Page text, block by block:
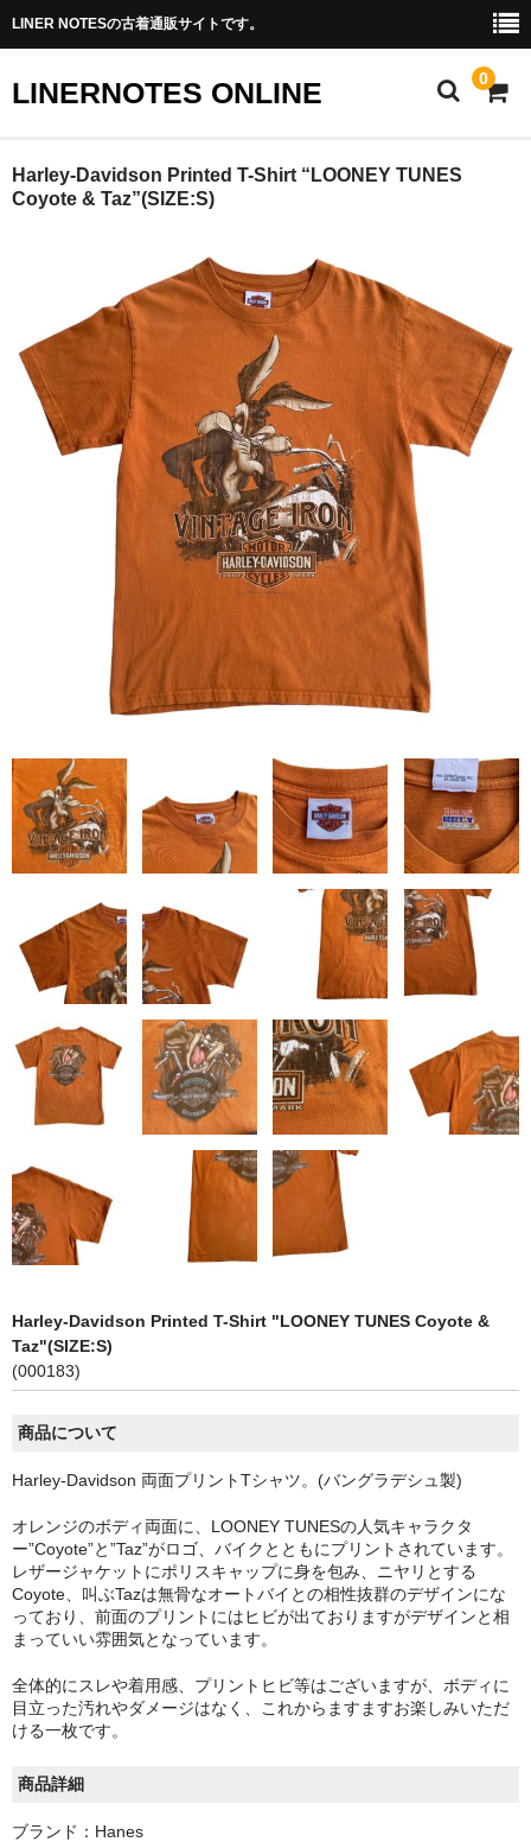
LINER NOTESの古着通販サイトです。
LINERNOTES ONLINE 0
ホーム
Instagram(土浦駅前店)
実店舗情報
オーナーブログ
お問い合わせ
Harley-Davidson Printed T-Shirt “LOONEY TUNES
Coyote & Taz”(SIZE:S)
Harley-Davidson Printed T-Shirt "LOONEY TUNES Coyote &
Taz"(SIZE:S)
(000183)
商品について
Harley-Davidson 両面プリントTシャツ。(バングラデシュ製)
オレンジのボディ両面に、LOONEY TUNESの人気キャラクタ
ー”Coyote”と”Taz”がロゴ、バイクとともにプリントされています。
レザージャケットにポリスキャップに身を包み、ニヤリとする
Coyote、叫ぶTazは無骨なオートバイとの相性抜群のデザインにな
っており、前面のプリントにはヒビが出ておりますがデザインと相
まっていい雰囲気となっています。
全体的にスレや着用感、プリントヒビ等はございますが、ボディに
目立った汚れやダメージはなく、これからますますお楽しみいただ
ける一枚です。
商品詳細
ブランド：Hanes